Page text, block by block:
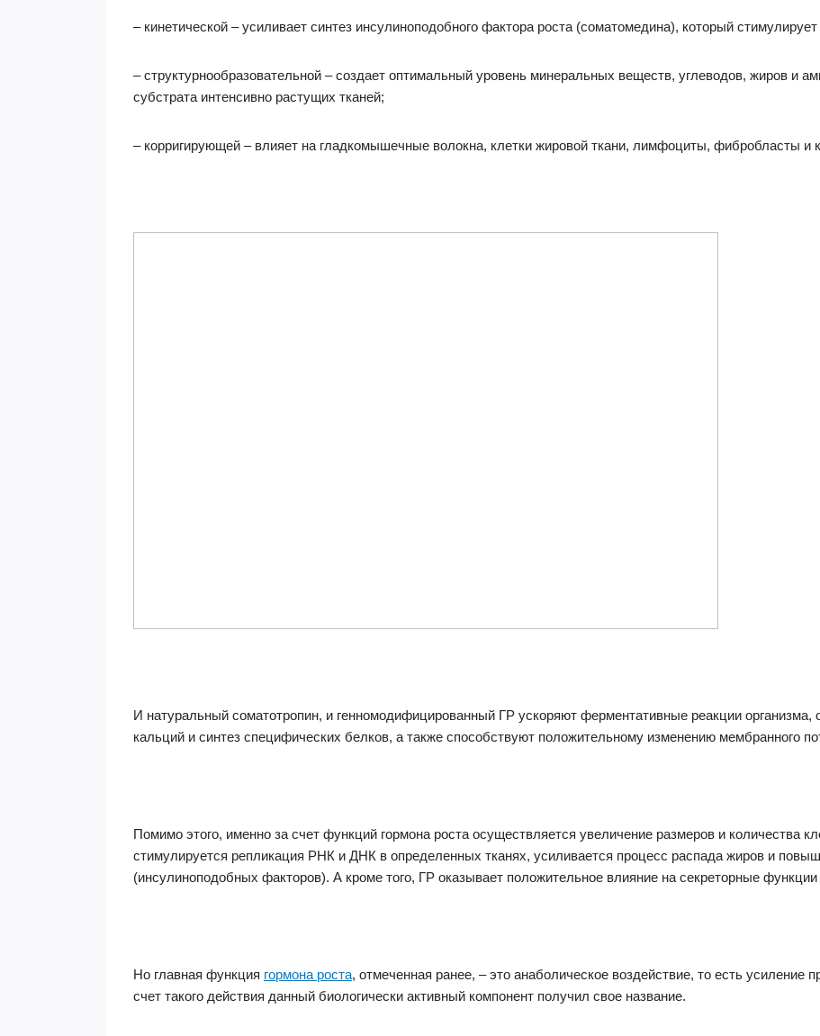
– кинетической – усиливает синтез инсулиноподобного фактора роста (соматомедина), который
– структурнообразовательной – создает оптимальный уровень минеральных веществ, углеводов, жиров и
субстрата интенсивно растущих тканей;
– корригирующей – влияет на гладкомышечные волокна, клетки жировой ткани, лимфоциты, фибробласты и
И натуральный соматотропин, и генномодифицированный ГР ускоряют ферментативные реакции
кальций и синтез специфических белков, а также способствуют положительному изменению мембранного
Помимо этого, именно за счет функций гормона роста осуществляется увеличение размеров и количества
стимулируется репликация РНК и ДНК в определенных тканях, усиливается процесс распада жиров и
(инсулиноподобных факторов). А кроме того, ГР оказывает положительное влияние на секреторные
Но главная функция гормона роста, отмеченная ранее, – это анаболическое воздействие, то есть усиление
счет такого действия данный биологически активный компонент получил свое название.